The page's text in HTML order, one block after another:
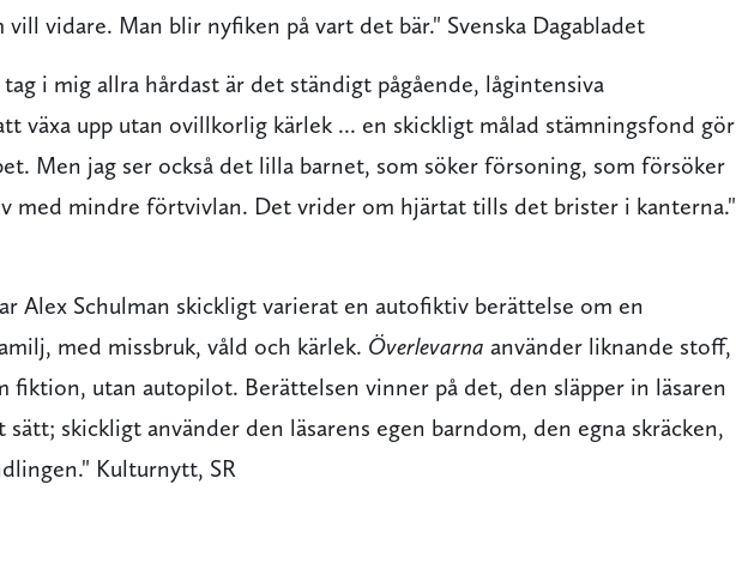
vill vidare. Man blir nyfiken på vart det bär." Svenska Dagabladet
i mig allra hårdast är det ständigt pågående, lågintensiva
växa upp utan ovillkorlig kärlek ... en skickligt målad stämningsfond gör
Men jag ser också det lilla barnet, som söker försoning, som försöker
med mindre förtvivlan. Det vrider om hjärtat tills det brister i kanterna."
Alex Schulman skickligt varierat en autofiktiv berättelse om en
med missbruk, våld och kärlek. Överlevarna använder liknande stoff,
fiktion, utan autopilot. Berättelsen vinner på det, den släpper in läsaren
skickligt använder den läsarens egen barndom, den egna skräcken,
Kulturnytt, SR